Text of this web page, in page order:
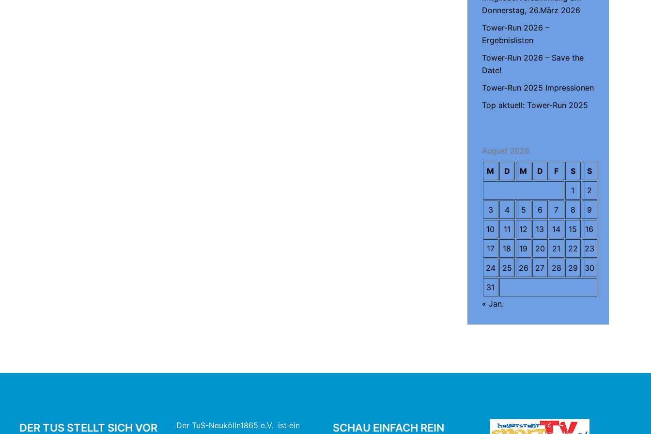
Donnerstag, 26.März 2026
Tower-Run 2026 –
Ergebnislisten
Tower-Run 2026 – Save the
Date!
Tower-Run 2025 Impressionen
Top aktuell: Tower-Run 2025
August 2026
M D M D F S
S
1
2
3
4 5 6 7 8
9
10
11 12 13 14 15
16
17
18 19 20 21 22
23
24
25 26 27 28 29
30
31
« Jan.
DER TUS STELLT SICH VOR
Der TuS-Neukölln1865 e.V. ist ein
SCHAU EINFACH REIN